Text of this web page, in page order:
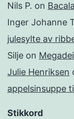
Nils P. on
Inger Johanne
julesylte av
Silje on
Julie Henriksen
appelsinsuppe
Stikkord